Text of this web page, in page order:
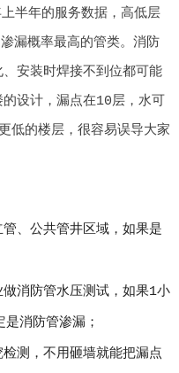
半年的服务数据，高低层
漏概率最高的管类。消防
安装时焊接不到位都可能
设计，漏点在10层，水可
低的楼层，很容易误导大家
、公共管井区域，如果是
消防管水压测试，如果1小
消防管渗漏；
测，不用砸墙就能把漏点